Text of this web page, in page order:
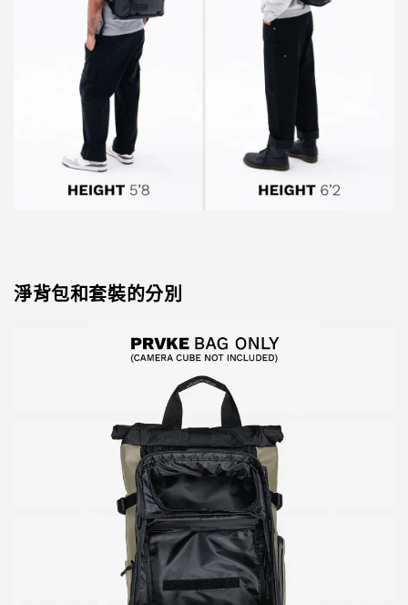
淨背包和套裝的分別